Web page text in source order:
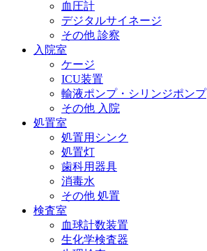
血圧計
デジタルサイネージ
その他 診察
入院室
ケージ
ICU装置
輸液ポンプ・シリンジポンプ
その他 入院
処置室
処置用シンク
処置灯
歯科用器具
消毒水
その他 処置
検査室
血球計数装置
生化学検査器